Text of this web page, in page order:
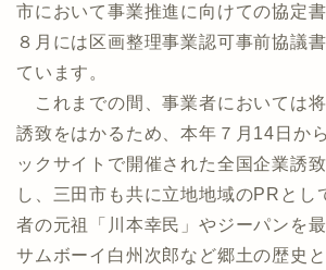
市において事業推進に向けての協定
８月には区画整理事業認可事前協議
ています。
これまでの間、事業者においては
誘致をはかるため、本年７月14日か
ックサイトで開催された全国企業誘
し、三田市も共に立地地域のPRとし
者の元祖「川本幸民」やジーパンを
サムボーイ白州次郎など郷土の歴史と